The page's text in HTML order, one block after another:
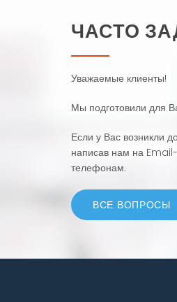
ЧАСТО
Уважаемые клиенты!
Мы подготовили для
Если у Вас возникли
написав нам на
телефонам.
ВСЕ ВОПРОСЫ